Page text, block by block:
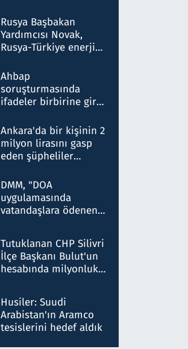
Rusya Başbakan
Yardımcısı Novak,
Rusya-Türkiye enerji
nitelikte olduğunu
belirtti
Ahbap
soruşturmasında
ifadeler birbirine girdi:
ifadelerinden ortaya
çıkan tablo şok etti
Ankara'da bir kişinin 2
milyon lirasını gasp
eden şüpheliler
DMM, "DOA
uygulamasında
vatandaşlara ödenen
düşürüldüğü" iddiasını
yalanladı
Tutuklanan CHP Silivri
İlçe Başkanı Bulut'un
hesabında milyonluk
talimat verdi, ben
gönderdim
Husiler: Suudi
Arabistan'ın Aramco
tesislerini hedef aldık